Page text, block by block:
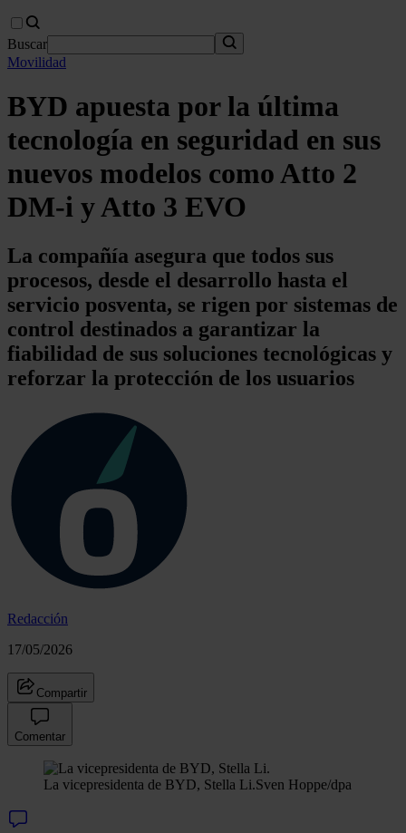
Buscar
Movilidad
BYD apuesta por la última
tecnología en seguridad en sus
nuevos modelos como Atto 2
DM-i y Atto 3 EVO
La compañía asegura que todos sus
procesos, desde el desarrollo hasta el
servicio posventa, se rigen por sistemas de
control destinados a garantizar la
fiabilidad de sus soluciones tecnológicas y
reforzar la protección de los usuarios
Redacción
17/05/2026
Compartir
Comentar
La vicepresidenta de BYD, Stella Li.Sven Hoppe/dpa